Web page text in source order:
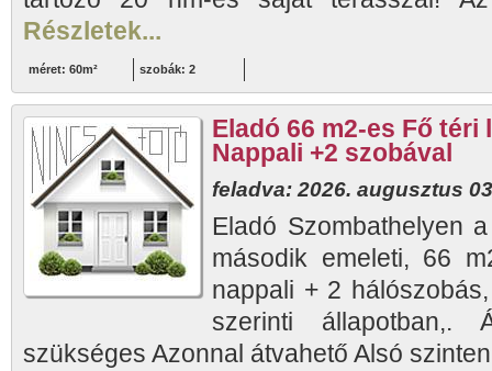
Részletek...
méret: 60m² szobák: 2
Eladó 66 m2-es Fő
Nappali +2 szobával
feladva: 2026. augusztus
Eladó Szombathelyen
második emeleti, 66
nappali + 2
szerinti állapotban,.
szükséges Azonnal átvahető Alsó